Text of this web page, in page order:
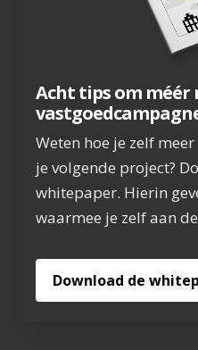
Acht tips om
Weten hoe je zelf
je volgende project?
whitepaper. Hierin
waarmee je zelf aan
Download de